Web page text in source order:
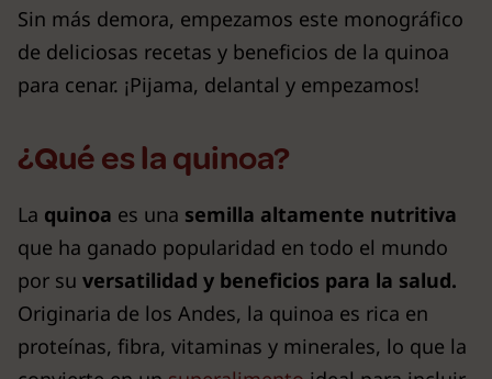
Sin más demora, empezamos este monográfico
de deliciosas recetas y beneficios de la quinoa
para cenar. ¡Pijama, delantal y empezamos!
¿Qué es la quinoa?
La quinoa es una semilla altamente nutritiva
que ha ganado popularidad en todo el mundo
por su versatilidad y beneficios para la salud.
Originaria de los Andes, la quinoa es rica en
proteínas, fibra, vitaminas y minerales, lo que la